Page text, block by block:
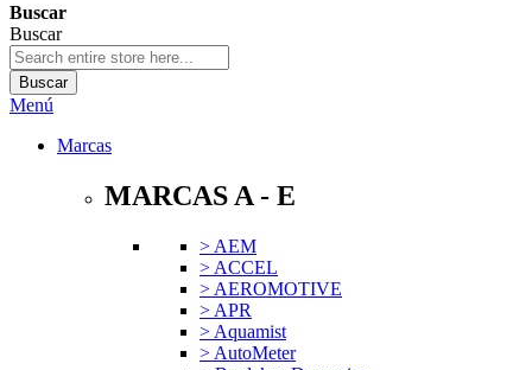
Buscar
Buscar
Buscar
Menú
Marcas
MARCAS A - E
> AEM
> ACCEL
> AEROMOTIVE
> APR
> Aquamist
> AutoMeter